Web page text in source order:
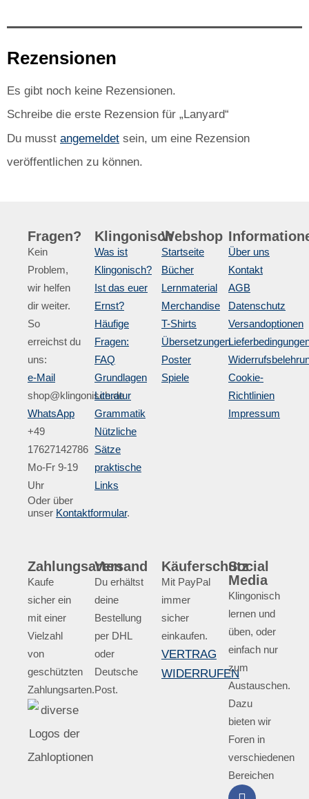
Rezensionen
Es gibt noch keine Rezensionen.
Schreibe die erste Rezension für „Lanyard“
Du musst angemeldet sein, um eine Rezension
veröffentlichen zu können.
Fragen?
Kein
Problem,
wir helfen
dir weiter.
So
erreichst du
uns:
e-Mail
shop@klingonisch.de
WhatsApp
+49
17627142786
Mo-Fr 9-19
Uhr
Oder über
unser Kontaktformular.
Klingonisch
Was ist
Klingonisch?
Ist das euer
Ernst?
Häufige
Fragen:
FAQ
Grundlagen
Literatur
Grammatik
Nützliche
Sätze
praktische
Links
Webshop
Startseite
Bücher
Lernmaterial
Merchandise
T-Shirts
Übersetzungen
Poster
Spiele
Über uns
Kontakt
AGB
Datenschutz
Versandoptionen
Cookie-
Richtlinien
Impressum
Zahlungsarten
Kaufe
sicher ein
mit einer
Vielzahl
von
geschützten
Zahlungsarten.
Versand
Du erhältst
deine
Bestellung
per DHL
oder
Deutsche
Post.
Käuferschutz
Mit PayPal
immer
sicher
einkaufen.
VERTRAG
WIDERRUFEN
Social
Media
Klingonisch
lernen und
üben, oder
einfach nur
zum
Austauschen.
Dazu
bieten wir
Foren in
verschiedenen
Bereichen